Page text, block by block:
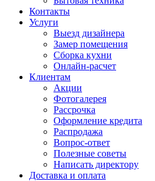
Контакты
Услуги
Выезд дизайнера
Замер помещения
Сборка кухни
Онлайн-расчет
Клиентам
Акции
Фотогалерея
Рассрочка
Оформление кредита
Распродажа
Вопрос-ответ
Полезные советы
Написать директору
Доставка и оплата